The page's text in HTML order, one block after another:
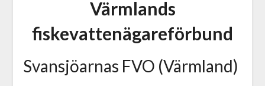
Värmlands
fiskevattenägareförbund
Svansjöarnas FVO (Värmland)